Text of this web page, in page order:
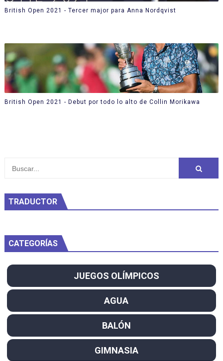
British Open 2021 - Tercer major para Anna Nordqvist
British Open 2021 - Debut por todo lo alto de Collin Morikawa
TRADUCTOR
CATEGORÍAS
JUEGOS OLÍMPICOS
AGUA
BALÓN
GIMNASIA